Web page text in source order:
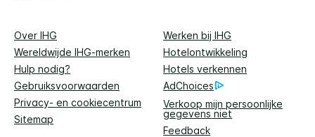
Over IHG
Werken bij IHG
Wereldwijde IHG-merken
Hotelontwikkeling
Hulp nodig?
Hotels verkennen
Gebruiksvoorwaarden
AdChoices
Privacy- en cookiecentrum
Verkoop mijn persoonlijke
gegevens niet
Sitemap
Feedback